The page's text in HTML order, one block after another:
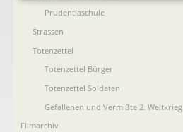
Prudentiaschule
Strassen
Totenzettel
Totenzettel Bürger
Totenzettel Soldaten
Gefallenen und Vermißte 2. Weltkrieg
Filmarchiv